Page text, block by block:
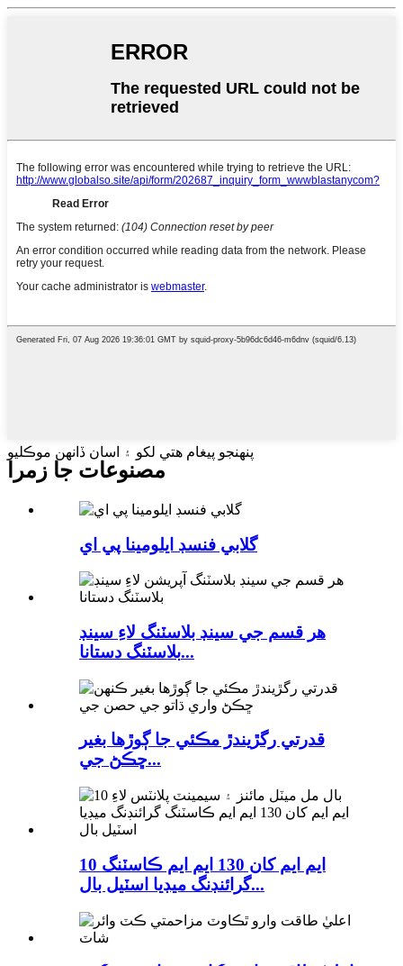
پنهنجو پيغام هتي لکو ۽ اسان ڏانهن موڪليو
مصنوعات جا زمرا
گلابي فنسڊ ايلومينا پي اي
هر قسم جي سينڊ بلاسٽنگ لاءِ سينڊ
بلاسٽنگ دستانا...
قدرتي رگڙيندڙ مڪئي جا ڳوڙها بغير
ڇڪڻ جي...
10 ايم ايم کان 130 ايم ايم ڪاسٽنگ
گرائنڊنگ ميڊيا اسٽيل بال...